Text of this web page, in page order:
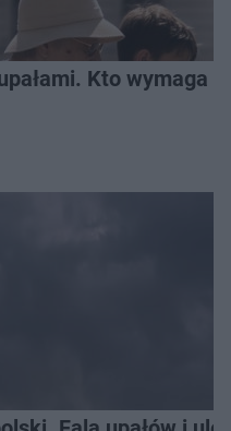
Kto wymaga